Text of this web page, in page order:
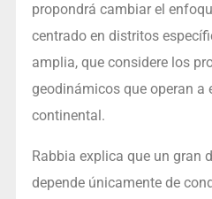
propondrá cambiar el
centrado en distritos
amplia, que considere los
geodinámicos que operan a
continental.
Rabbia explica que un gran
depende únicamente de